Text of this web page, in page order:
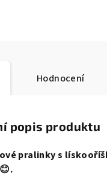
Hodnocení
popis produktu
pralinky s